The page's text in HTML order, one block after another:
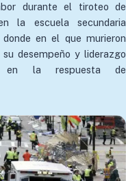
durante el tiroteo de
la escuela secundaria
en el que murieron
su desempeño y liderazgo
en la respuesta de